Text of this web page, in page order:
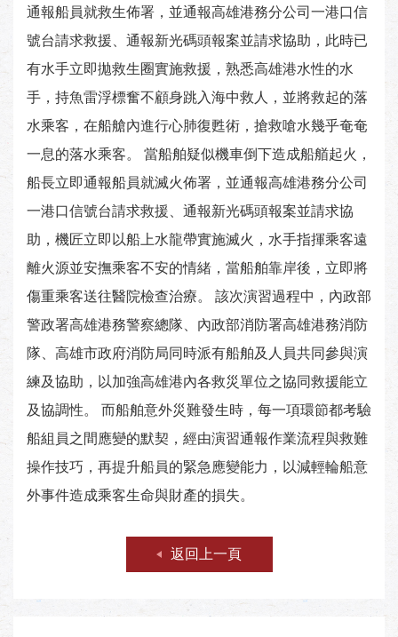
通報船員就救生佈署，並通報高雄港務分公司一港口信
號台請求救援、通報新光碼頭報案並請求協助，此時已
有水手立即拋救生圈實施救援，熟悉高雄港水性的水
手，持魚雷浮標奮不顧身跳入海中救人，並將救起的落
水乘客，在船艙內進行心肺復甦術，搶救嗆水幾乎奄奄
一息的落水乘客。 當船舶疑似機車倒下造成船艏起火，
船長立即通報船員就滅火佈署，並通報高雄港務分公司
一港口信號台請求救援、通報新光碼頭報案並請求協
助，機匠立即以船上水龍帶實施滅火，水手指揮乘客遠
離火源並安撫乘客不安的情緒，當船舶靠岸後，立即將
傷重乘客送往醫院檢查治療。 該次演習過程中，內政部
警政署高雄港務警察總隊、內政部消防署高雄港務消防
隊、高雄市政府消防局同時派有船舶及人員共同參與演
練及協助，以加強高雄港內各救災單位之協同救援能立
及協調性。 而船舶意外災難發生時，每一項環節都考驗
船組員之間應變的默契，經由演習通報作業流程與救難
操作技巧，再提升船員的緊急應變能力，以減輕輪船意
外事件造成乘客生命與財產的損失。
返回上一頁